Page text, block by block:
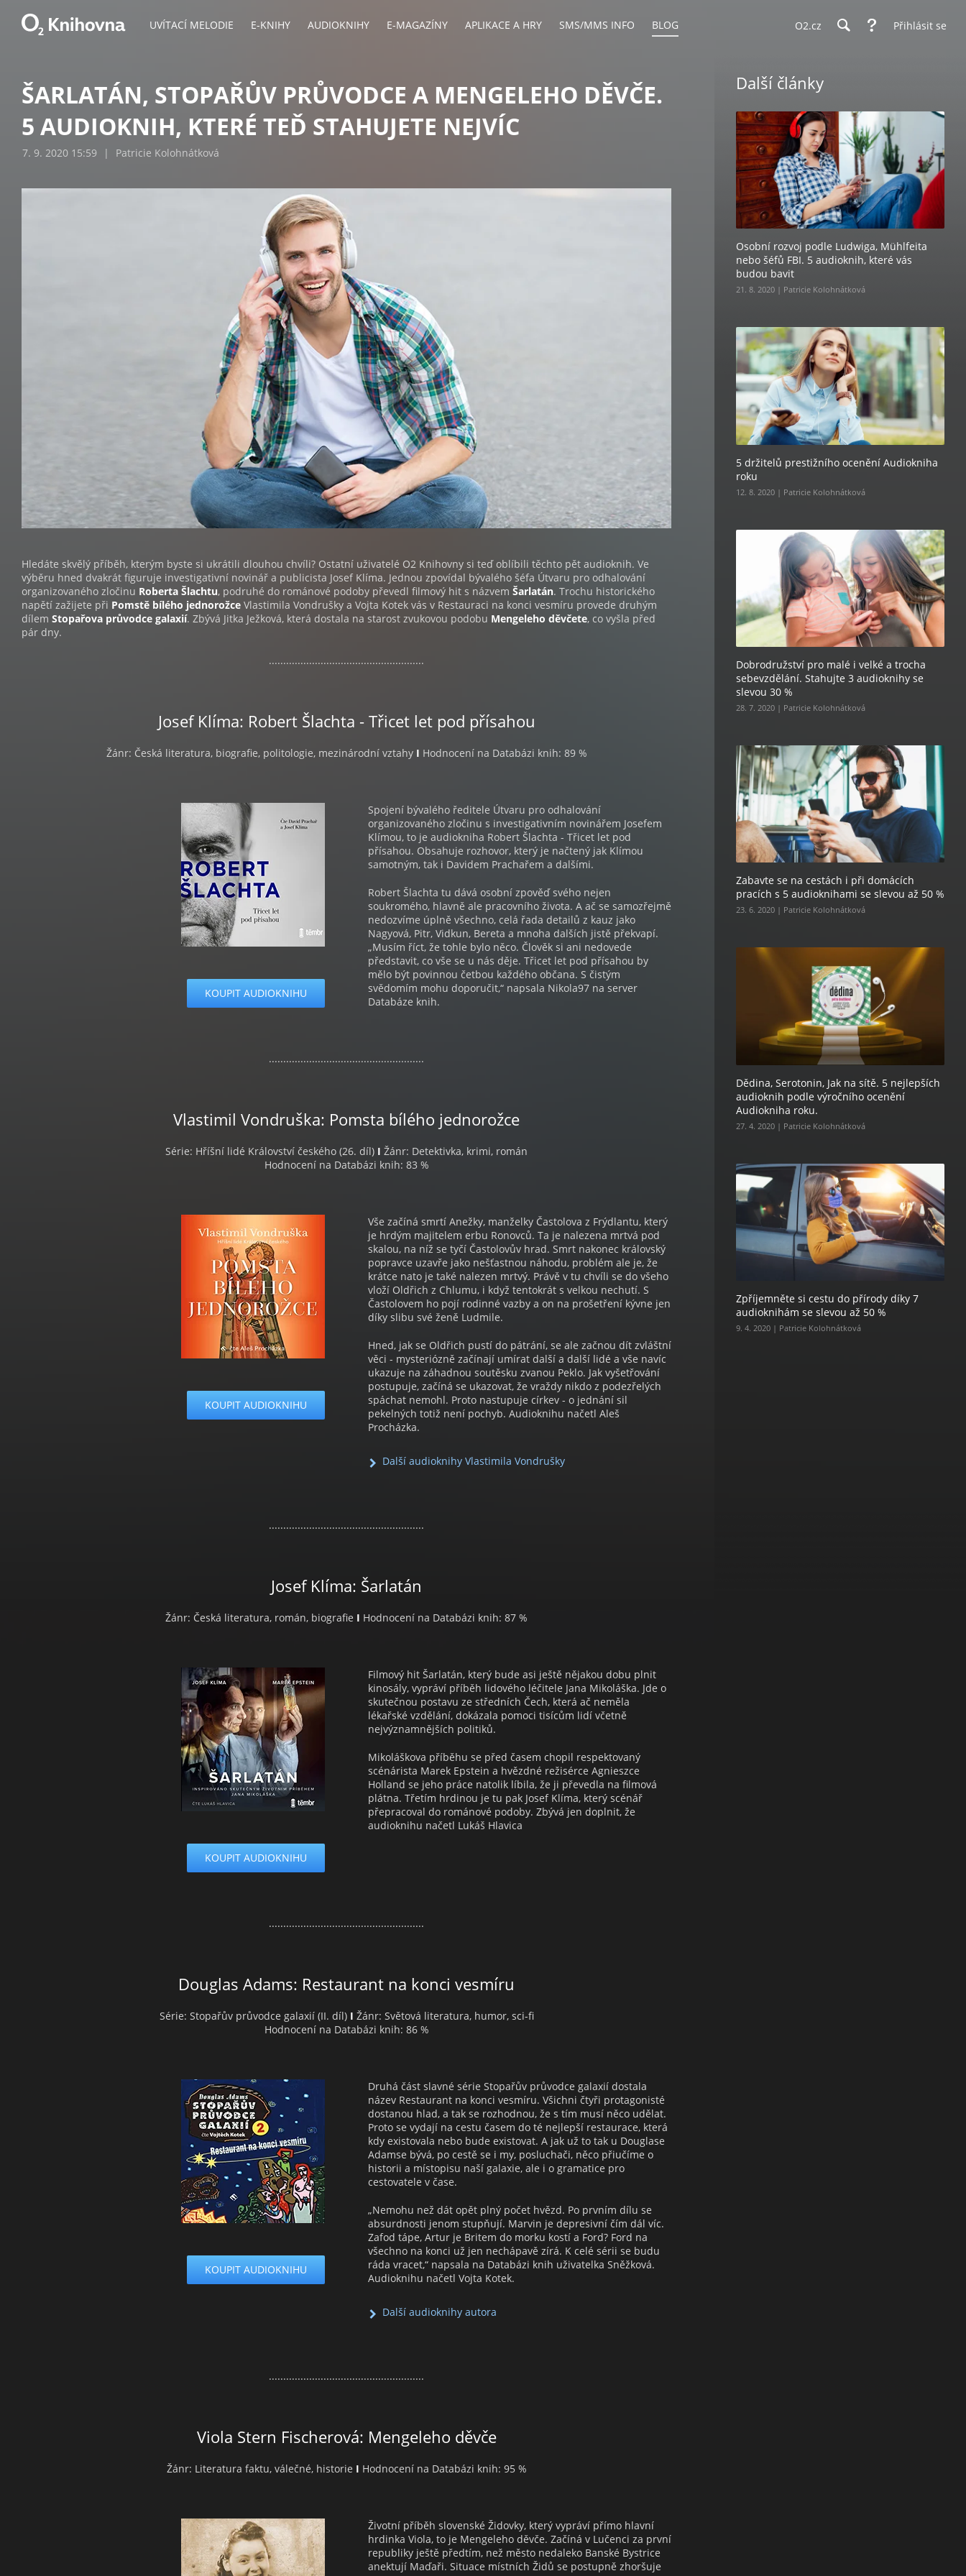
UVÍTACÍ MELODIE E-KNIHY AUDIOKNIHY E-MAGAZÍNY APLIKACE A HRY SMS/MMS INFO BLOG O2.cz Přihlásit se
ŠARLATÁN, STOPAŘŮV PRŮVODCE A MENGELEHO DĚVČE.
5 AUDIOKNIH, KTERÉ TEĎ STAHUJETE NEJVÍC
7. 9. 2020 15:59 | Patricie Kolohnátková
Hledáte skvělý příběh, kterým byste si ukrátili dlouhou chvíli? Ostatní uživatelé O2 Knihovny si teď oblíbili těchto pět audioknih. Ve
výběru hned dvakrát figuruje investigativní novinář a publicista Josef Klíma. Jednou zpovídal bývalého šéfa Útvaru pro odhalování
organizovaného zločinu Roberta Šlachtu, podruhé do románové podoby převedl filmový hit s názvem Šarlatán. Trochu historického
napětí zažijete při Pomstě bílého jednorožce Vlastimila Vondrušky a Vojta Kotek vás v Restauraci na konci vesmíru provede druhým
dílem Stopařova průvodce galaxií. Zbývá Jitka Ježková, která dostala na starost zvukovou podobu Mengeleho děvčete, co vyšla před
pár dny.
......................................................
Josef Klíma: Robert Šlachta - Třicet let pod přísahou
Žánr: Česká literatura, biografie, politologie, mezinárodní vztahy I Hodnocení na Databázi knih: 89 %
KOUPIT AUDIOKNIHU
Spojení bývalého ředitele Útvaru pro odhalování
organizovaného zločinu s investigativním novinářem Josefem
Klímou, to je audiokniha Robert Šlachta - Třicet let pod
přísahou. Obsahuje rozhovor, který je načtený jak Klímou
samotným, tak i Davidem Prachařem a dalšími.
Robert Šlachta tu dává osobní zpověď svého nejen
soukromého, hlavně ale pracovního života. A ač se samozřejmě
nedozvíme úplně všechno, celá řada detailů z kauz jako
Nagyová, Pitr, Vidkun, Bereta a mnoha dalších jistě překvapí.
„Musím říct, že tohle bylo něco. Člověk si ani nedovede
představit, co vše se u nás děje. Třicet let pod přísahou by
mělo být povinnou četbou každého občana. S čistým
svědomím mohu doporučit,“ napsala Nikola97 na server
Databáze knih.
......................................................
Vlastimil Vondruška: Pomsta bílého jednorožce
Série: Hříšní lidé Království českého (26. díl) I Žánr: Detektivka, krimi, román
Hodnocení na Databázi knih: 83 %
KOUPIT AUDIOKNIHU
Vše začíná smrtí Anežky, manželky Častolova z Frýdlantu, který
je hrdým majitelem erbu Ronovců. Ta je nalezena mrtvá pod
skalou, na níž se tyčí Častolovův hrad. Smrt nakonec královský
popravce uzavře jako nešťastnou náhodu, problém ale je, že
krátce nato je také nalezen mrtvý. Právě v tu chvíli se do všeho
vloží Oldřich z Chlumu, i když tentokrát s velkou nechutí. S
Častolovem ho pojí rodinné vazby a on na prošetření kývne jen
díky slibu své ženě Ludmile.
Hned, jak se Oldřich pustí do pátrání, se ale začnou dít zvláštní
věci - mysteriózně začínají umírat další a další lidé a vše navíc
ukazuje na záhadnou soutěsku zvanou Peklo. Jak vyšetřování
postupuje, začíná se ukazovat, že vraždy nikdo z podezřelých
spáchat nemohl. Proto nastupuje církev - o jednání sil
pekelných totiž není pochyb. Audioknihu načetl Aleš
Procházka.
Další audioknihy Vlastimila Vondrušky
......................................................
Josef Klíma: Šarlatán
Žánr: Česká literatura, román, biografie I Hodnocení na Databázi knih: 87 %
KOUPIT AUDIOKNIHU
Filmový hit Šarlatán, který bude asi ještě nějakou dobu plnit
kinosály, vypráví příběh lidového léčitele Jana Mikoláška. Jde o
skutečnou postavu ze středních Čech, která ač neměla
lékařské vzdělání, dokázala pomoci tisícům lidí včetně
nejvýznamnějších politiků.
Mikoláškova příběhu se před časem chopil respektovaný
scénárista Marek Epstein a hvězdné režisérce Agnieszce
Holland se jeho práce natolik líbila, že ji převedla na filmová
plátna. Třetím hrdinou je tu pak Josef Klíma, který scénář
přepracoval do románové podoby. Zbývá jen doplnit, že
audioknihu načetl Lukáš Hlavica
......................................................
Douglas Adams: Restaurant na konci vesmíru
Série: Stopařův průvodce galaxií (II. díl) I Žánr: Světová literatura, humor, sci-fi
Hodnocení na Databázi knih: 86 %
KOUPIT AUDIOKNIHU
Druhá část slavné série Stopařův průvodce galaxií dostala
název Restaurant na konci vesmíru. Všichni čtyři protagonisté
dostanou hlad, a tak se rozhodnou, že s tím musí něco udělat.
Proto se vydají na cestu časem do té nejlepší restaurace, která
kdy existovala nebo bude existovat. A jak už to tak u Douglase
Adamse bývá, po cestě se i my, posluchači, něco přiučíme o
historii a místopisu naší galaxie, ale i o gramatice pro
cestovatele v čase.
„Nemohu než dát opět plný počet hvězd. Po prvním dílu se
absurdnosti jenom stupňují. Marvin je depresivní čím dál víc.
Zafod tápe, Artur je Britem do morku kostí a Ford? Ford na
všechno na konci už jen nechápavě zírá. K celé sérii se budu
ráda vracet,“ napsala na Databázi knih uživatelka Sněžková.
Audioknihu načetl Vojta Kotek.
Další audioknihy autora
......................................................
Viola Stern Fischerová: Mengeleho děvče
Žánr: Literatura faktu, válečné, historie I Hodnocení na Databázi knih: 95 %
Životní příběh slovenské Židovky, který vypráví přímo hlavní
hrdinka Viola, to je Mengeleho děvče. Začíná v Lučenci za první
republiky ještě předtím, než město nedaleko Banské Bystrice
anektují Maďaři. Situace místních Židů se postupně zhoršuje
Další články
Osobní rozvoj podle Ludwiga, Mühlfeita
nebo šéfů FBI. 5 audioknih, které vás
budou bavit
21. 8. 2020 | Patricie Kolohnátková
5 držitelů prestižního ocenění Audiokniha
roku
12. 8. 2020 | Patricie Kolohnátková
Dobrodružství pro malé i velké a trocha
sebevzdělání. Stahujte 3 audioknihy se
slevou 30 %
28. 7. 2020 | Patricie Kolohnátková
Zabavte se na cestách i při domácích
pracích s 5 audioknihami se slevou až 50 %
23. 6. 2020 | Patricie Kolohnátková
Dědina, Serotonin, Jak na sítě. 5 nejlepších
audioknih podle výročního ocenění
Audiokniha roku.
27. 4. 2020 | Patricie Kolohnátková
Zpříjemněte si cestu do přírody díky 7
audioknihám se slevou až 50 %
9. 4. 2020 | Patricie Kolohnátková